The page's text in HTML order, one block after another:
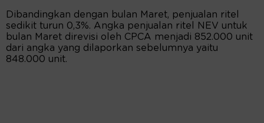
Dibandingkan dengan bulan Maret, penjualan ritel
sedikit turun 0,3%. Angka penjualan ritel NEV untuk
bulan Maret direvisi oleh CPCA menjadi 852.000 unit
dari angka yang dilaporkan sebelumnya yaitu
848.000 unit.